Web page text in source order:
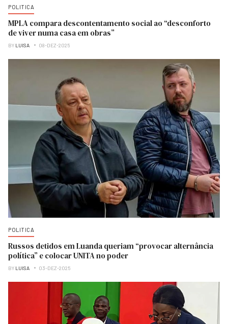
POLITICA
MPLA compara descontentamento social ao “desconforto
de viver numa casa em obras”
BY LUISA 08-DEZ-2025
POLITICA
Russos detidos em Luanda queriam “provocar alternância
política” e colocar UNITA no poder
BY LUISA 03-DEZ-2025